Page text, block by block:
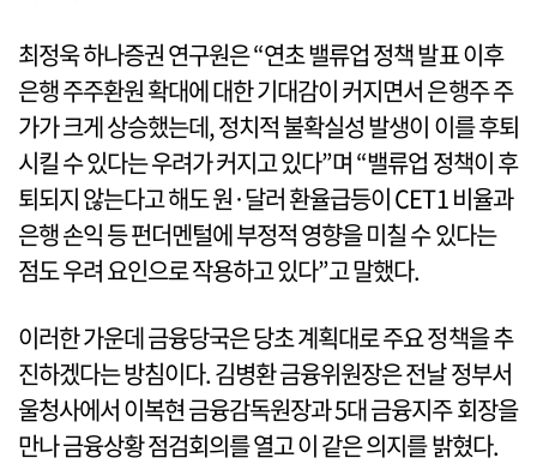
최정욱 하나증권 연구원은 “연초 밸류업 정책 발표 이후
은행 주주환원 확대에 대한 기대감이 커지면서 은행주 주
가가 크게 상승했는데, 정치적 불확실성 발생이 이를 후퇴
시킬 수 있다는 우려가 커지고 있다”며 “밸류업 정책이 후
퇴되지 않는다고 해도 원·달러 환율급등이 CET1 비율과
은행 손익 등 펀더멘털에 부정적 영향을 미칠 수 있다는
점도 우려 요인으로 작용하고 있다”고 말했다.
이러한 가운데 금융당국은 당초 계획대로 주요 정책을 추
진하겠다는 방침이다. 김병환 금융위원장은 전날 정부서
울청사에서 이복현 금융감독원장과 5대 금융지주 회장을
만나 금융상황 점검회의를 열고 이 같은 의지를 밝혔다.